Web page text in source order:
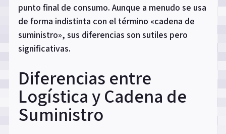
punto final de consumo. Aunque a menudo se usa
de forma indistinta con el término «cadena de
suministro», sus diferencias son sutiles pero
significativas.
Diferencias entre
Logística y Cadena de
Suministro